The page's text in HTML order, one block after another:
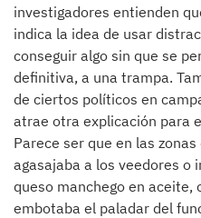
investigadores entienden
indica la idea de usar
conseguir algo sin que se
definitiva, a una trampa.
de ciertos políticos en
atrae otra explicación para
Parece ser que en las
agasajaba a los veedores o
queso manchego en aceite,
embotaba el paladar del